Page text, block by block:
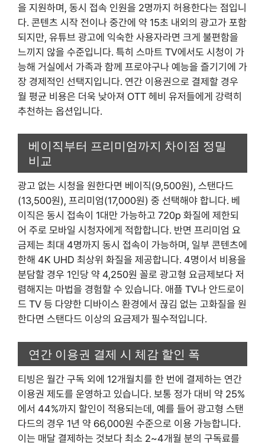
을 지원하며, 동시 접속 인원을 2명까지 허용한다는 점입니
다. 콘텐츠 시작 전이나 중간에 약 15초 내외의 광고가 포함
되지만, 유튜브 광고에 익숙한 사용자라면 크게 불편함을
느끼지 않을 수준입니다. 특히 스마트 TV에서도 시청이 가
능해 거실에서 가족과 함께 프로야구나 예능을 즐기기에 가
장 경제적인 선택지입니다. 연간 이용권으로 결제할 경우
월 평균 비용은 더욱 낮아져 OTT 헤비 유저들에게 강력히
추천하는 옵션입니다.
베이직부터 프리미엄까지 차이점 정밀
비교
광고 없는 시청을 원한다면 베이직(9,500원), 스탠다드
(13,500원), 프리미엄(17,000원) 중 선택해야 합니다. 베
이직은 동시 접속이 1대만 가능하고 720p 화질에 제한되
어 주로 모바일 시청자에게 적합합니다. 반면 프리미엄 요
금제는 최대 4명까지 동시 접속이 가능하며, 일부 콘텐츠에
한해 4K UHD 최상위 화질을 제공합니다. 4명이서 비용을
분담할 경우 1인당 약 4,250원 꼴로 광고형 요금제보다 저
렴해지는 마법을 경험할 수 있습니다. 애플 TV나 안드로이
드 TV 등 다양한 디바이스 환경에서 끊김 없는 고화질을 원
한다면 스탠다드 이상의 요금제가 필수적입니다.
연간 이용권 결제 시 체감 할인 폭
티빙은 월간 구독 외에 12개월치를 한 번에 결제하는 연간
이용권 제도를 운영하고 있습니다. 보통 정가 대비 약 25%
에서 44%까지 할인이 적용되는데, 예를 들어 광고형 스탠
다드의 경우 1년 약 66,000원 수준으로 이용 가능합니다.
이는 매달 결제하는 것보다 최소 2~4개월 분의 구독료를